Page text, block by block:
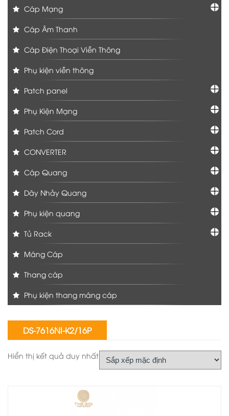
Cáp Mạng
Cáp Âm Thanh
Cáp Điện Thoại Viễn Thông
Phụ kiện viễn thông
Patch panel
Phụ Kiện Mạng
Patch Cord
CONVERTER
Cáp Quang
Dây Nhảy Quang
Phụ kiện quang
Tủ Rack
Máng Cáp
Thang cáp
Phụ kiện thang máng cáp
DS-7616NI-K2/16P
Hiển thị kết quả duy nhất